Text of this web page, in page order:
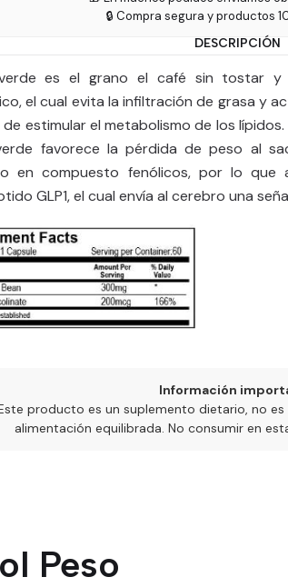
🔒 Compra segura y productos
DESCRIPCIÓN
es el grano el café sin tostar
el cual evita la infiltración de grasa y
estimular el metabolismo de los
favorece la pérdida de peso al
en compuesto fenólicos, por lo que
GLP1, el cual envía al cerebro una
Información
producto es un suplemento dietario, no
alimentación equilibrada. No consumir en
Peso